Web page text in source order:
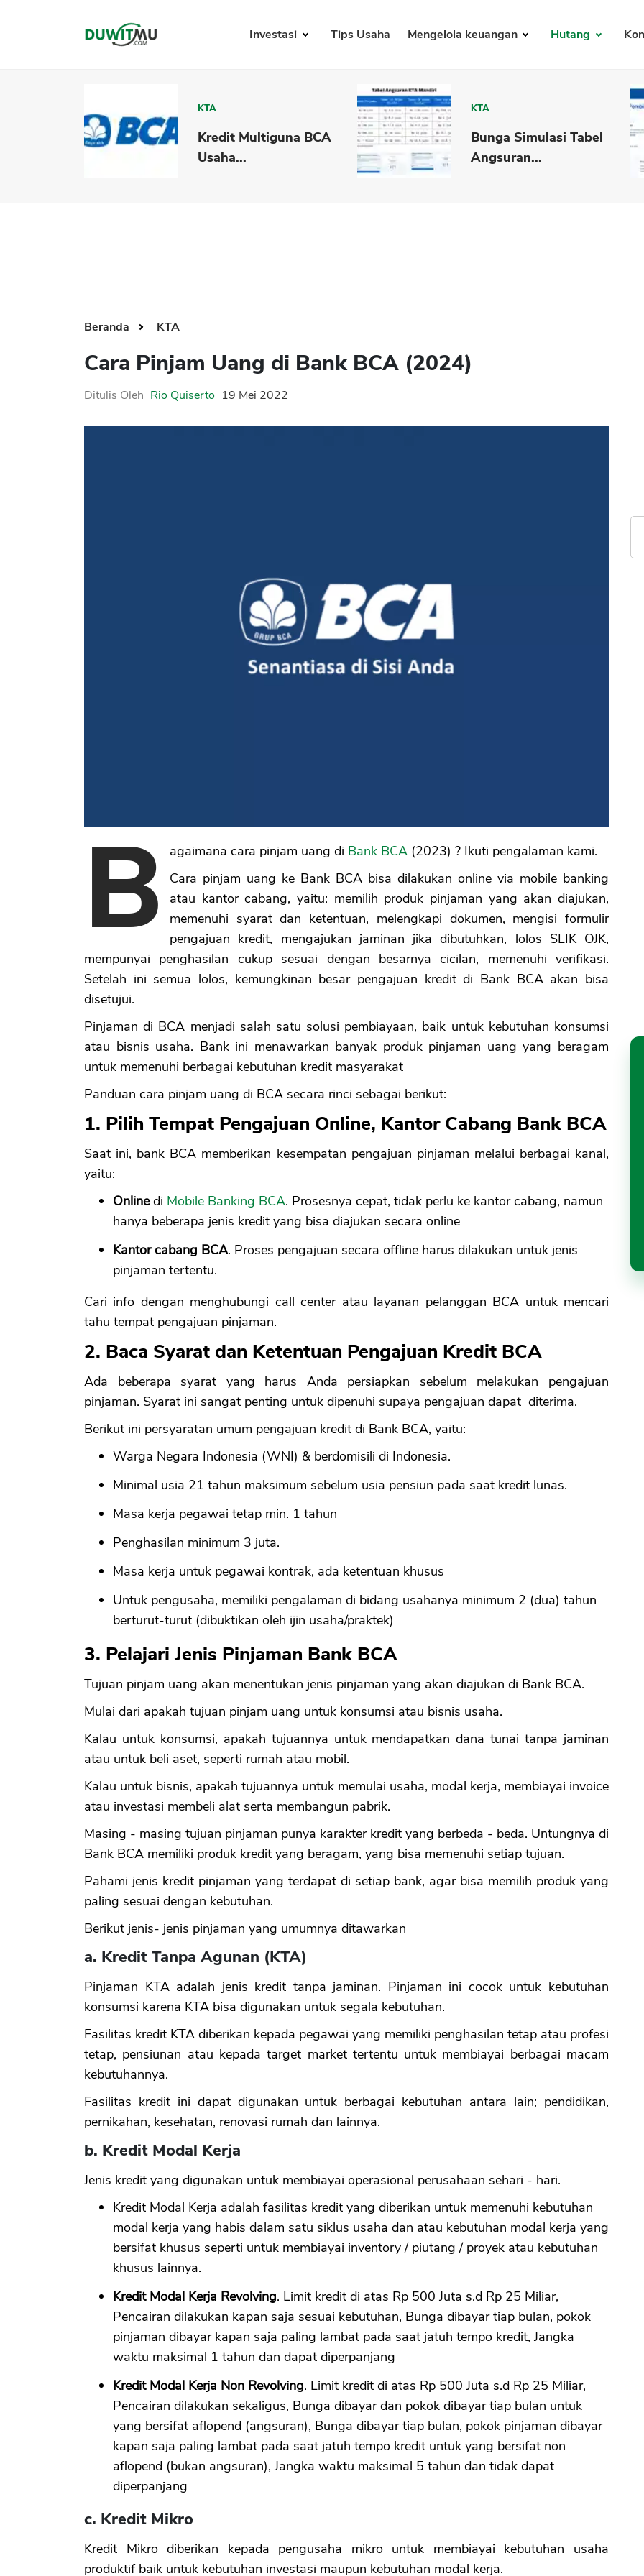
Investasi Tips Usaha Mengelola keuangan Hutang
KTA
Kredit Multiguna BCA
Usaha...
KTA
Bunga Simulasi Tabel
Angsuran...
Beranda KTA
Cara Pinjam Uang di Bank BCA (2024)
Ditulis Oleh Rio Quiserto 19 Mei 2022
B agaimana cara pinjam uang di Bank BCA (2023) ? Ikuti pengalaman kami.
Cara pinjam uang ke Bank BCA bisa dilakukan online via mobile banking
atau kantor cabang, yaitu: memilih produk pinjaman yang akan diajukan,
memenuhi syarat dan ketentuan, melengkapi dokumen, mengisi formulir
pengajuan kredit, mengajukan jaminan jika dibutuhkan, lolos SLIK OJK,
mempunyai penghasilan cukup sesuai dengan besarnya cicilan, memenuhi verifikasi.
Setelah ini semua lolos, kemungkinan besar pengajuan kredit di Bank BCA akan bisa
disetujui.
Pinjaman di BCA menjadi salah satu solusi pembiayaan, baik untuk kebutuhan konsumsi
atau bisnis usaha. Bank ini menawarkan banyak produk pinjaman uang yang beragam
untuk memenuhi berbagai kebutuhan kredit masyarakat
Panduan cara pinjam uang di BCA secara rinci sebagai berikut:
1. Pilih Tempat Pengajuan Online, Kantor Cabang Bank BCA
Saat ini, bank BCA memberikan kesempatan pengajuan pinjaman melalui berbagai kanal,
yaitu:
Onlinedi Mobile Banking BCA. Prosesnya cepat, tidak perlu ke kantor cabang, namun
hanya beberapa jenis kredit yang bisa diajukan secara online
Kantor cabang BCA. Proses pengajuan secara offline harus dilakukan untuk jenis
pinjaman tertentu.
Cari info dengan menghubungi call center atau layanan pelanggan BCA untuk mencari
tahu tempat pengajuan pinjaman.
2. Baca Syarat dan Ketentuan Pengajuan Kredit BCA
Ada beberapa syarat yang harus Anda persiapkan sebelum melakukan pengajuan
pinjaman. Syarat ini sangat penting untuk dipenuhi supaya pengajuan dapat diterima.
Berikut ini persyaratan umum pengajuan kredit di Bank BCA, yaitu:
Warga Negara Indonesia (WNI) & berdomisili di Indonesia.
Minimal usia 21 tahun maksimum sebelum usia pensiun pada saat kredit lunas.
Masa kerja pegawai tetap min. 1 tahun
Penghasilan minimum 3 juta.
Masa kerja untuk pegawai kontrak, ada ketentuan khusus
Untuk pengusaha, memiliki pengalaman di bidang usahanya minimum 2 (dua) tahun
berturut-turut (dibuktikan oleh ijin usaha/praktek)
3. Pelajari Jenis Pinjaman Bank BCA
Tujuan pinjam uang akan menentukan jenis pinjaman yang akan diajukan di Bank BCA.
Mulai dari apakah tujuan pinjam uang untuk konsumsi atau bisnis usaha.
Kalau untuk konsumsi, apakah tujuannya untuk mendapatkan dana tunai tanpa jaminan
atau untuk beli aset, seperti rumah atau mobil.
Kalau untuk bisnis, apakah tujuannya untuk memulai usaha, modal kerja, membiayai invoice
atau investasi membeli alat serta membangun pabrik.
Masing - masing tujuan pinjaman punya karakter kredit yang berbeda - beda. Untungnya di
Bank BCA memiliki produk kredit yang beragam, yang bisa memenuhi setiap tujuan.
Pahami jenis kredit pinjaman yang terdapat di setiap bank, agar bisa memilih produk yang
paling sesuai dengan kebutuhan.
Berikut jenis- jenis pinjaman yang umumnya ditawarkan
a. Kredit Tanpa Agunan (KTA)
Pinjaman KTA adalah jenis kredit tanpa jaminan. Pinjaman ini cocok untuk kebutuhan
konsumsi karena KTA bisa digunakan untuk segala kebutuhan.
Fasilitas kredit KTA diberikan kepada pegawai yang memiliki penghasilan tetap atau profesi
tetap, pensiunan atau kepada target market tertentu untuk membiayai berbagai macam
kebutuhannya.
Fasilitas kredit ini dapat digunakan untuk berbagai kebutuhan antara lain; pendidikan,
pernikahan, kesehatan, renovasi rumah dan lainnya.
b. Kredit Modal Kerja
Jenis kredit yang digunakan untuk membiayai operasional perusahaan sehari - hari.
Kredit Modal Kerja adalah fasilitas kredit yang diberikan untuk memenuhi kebutuhan
modal kerja yang habis dalam satu siklus usaha dan atau kebutuhan modal kerja yang
bersifat khusus seperti untuk membiayai inventory / piutang / proyek atau kebutuhan
khusus lainnya.
Kredit Modal Kerja Revolving. Limit kredit di atas Rp 500 Juta s.d Rp 25 Miliar,
Pencairan dilakukan kapan saja sesuai kebutuhan, Bunga dibayar tiap bulan, pokok
pinjaman dibayar kapan saja paling lambat pada saat jatuh tempo kredit, Jangka
waktu maksimal 1 tahun dan dapat diperpanjang
Kredit Modal Kerja Non Revolving. Limit kredit di atas Rp 500 Juta s.d Rp 25 Miliar,
Pencairan dilakukan sekaligus, Bunga dibayar dan pokok dibayar tiap bulan untuk
yang bersifat aflopend (angsuran), Bunga dibayar tiap bulan, pokok pinjaman dibayar
kapan saja paling lambat pada saat jatuh tempo kredit untuk yang bersifat non
aflopend (bukan angsuran), Jangka waktu maksimal 5 tahun dan tidak dapat
diperpanjang
c. Kredit Mikro
Kredit Mikro diberikan kepada pengusaha mikro untuk membiayai kebutuhan usaha
produktif baik untuk kebutuhan investasi maupun kebutuhan modal kerja.